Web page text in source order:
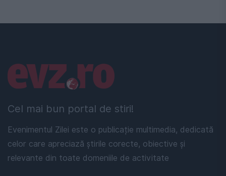
Cel mai bun portal de stiri!
Evenimentul Zilei este o publicație multimedia, dedicată
celor care apreciază știrile corecte, obiective și
relevante din toate domeniile de activitate
Linkuri utile